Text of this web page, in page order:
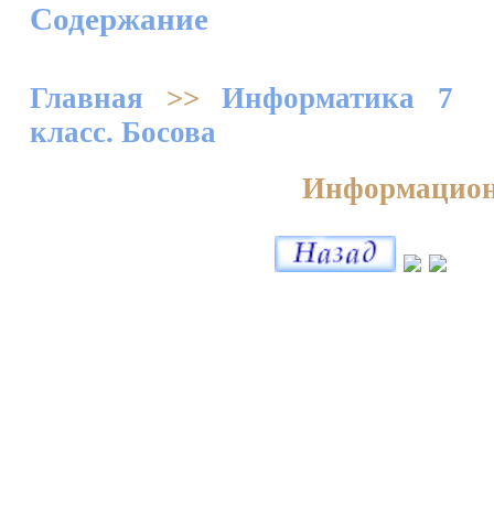
Содержание
Главная >>Информатика 7
класс. Босова